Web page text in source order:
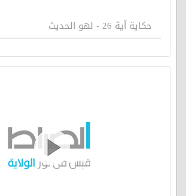
حكاية آية 26 - لهو الحديث